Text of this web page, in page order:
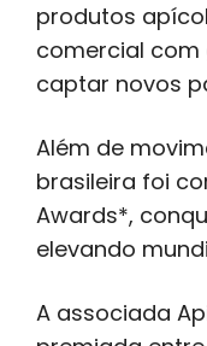
produtos
comercial com
captar novos
Além de
brasileira foi
Awards*,
elevando
A associada